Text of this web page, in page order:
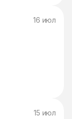
16 июл
15 июл